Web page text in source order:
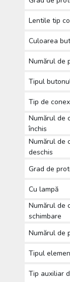
Cabluri,
Tehnică
Scule
Lentile tip
Culoarea
Numărul de
Tipul
Tip de
Numărul de
închis
Numărul de
deschis
Grad de
Cu lampă
Numărul de
schimbare
Numărul de
Tipul
Tip auxiliar